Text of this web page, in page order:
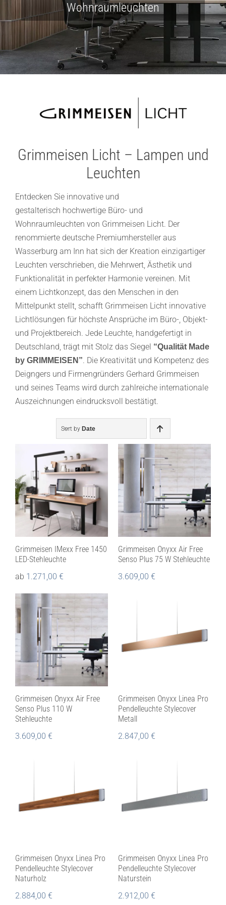
Lichtplanung
Referenzen
Marken
Wohnraumleuchten
Grimmeisen Licht – Lampen und
Leuchten
Entdecken Sie innovative und
gestalterisch hochwertige Büro- und
Wohnraumleuchten von Grimmeisen Licht. Der
renommierte deutsche Premiumhersteller aus
Wasserburg am Inn hat sich der Kreation einzigartiger
Leuchten verschrieben, die Mehrwert, Ästhetik und
Funktionalität in perfekter Harmonie vereinen. Mit
einem Lichtkonzept, das den Menschen in den
Mittelpunkt stellt, schafft Grimmeisen Licht innovative
Lichtlösungen für höchste Ansprüche im Büro-, Objekt-
und Projektbereich. Jede Leuchte, handgefertigt in
Deutschland, trägt mit Stolz das Siegel “Qualität Made
by GRIMMEISEN”. Die Kreativität und Kompetenz des
Deigngers und Firmengründers Gerhard Grimmeisen
und seines Teams wird durch zahlreiche internationale
Auszeichnungen eindrucksvoll bestätigt.
Sort by Date
Grimmeisen IMexx Free 1450
LED-Stehleuchte
ab 1.271,00 €
Grimmeisen Onyxx Air Free
Senso Plus 75 W Stehleuchte
3.609,00 €
Grimmeisen Onyxx Air Free
Senso Plus 110 W
Stehleuchte
3.609,00 €
Grimmeisen Onyxx Linea Pro
Pendelleuchte Stylecover
Metall
2.847,00 €
Grimmeisen Onyxx Linea Pro
Pendelleuchte Stylecover
Naturholz
2.884,00 €
Grimmeisen Onyxx Linea Pro
Pendelleuchte Stylecover
Naturstein
2.912,00 €